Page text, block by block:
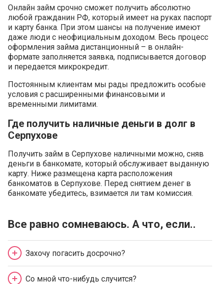
Онлайн займ срочно сможет получить абсолютно
любой гражданин РФ, который имеет на руках паспорт
и карту банка. При этом шансы на получение имеют
даже люди с неофициальным доходом. Весь процесс
оформления займа дистанционный – в онлайн-
формате заполняется заявка, подписывается договор
и передается микрокредит.
Постоянным клиентам мы рады предложить особые
условия с расширенными финансовыми и
временными лимитами.
Где получить наличные деньги в долг в
Серпухове
Получить займ в Серпухове наличными можно, сняв
деньги в банкомате, который обслуживает выданную
карту. Ниже размещена карта расположения
банкоматов в Серпухове. Перед снятием денег в
банкомате убедитесь, взимается ли там комиссия.
Все равно сомневаюсь. А что, если..
Захочу погасить досрочно?
Со мной что-нибудь случится?